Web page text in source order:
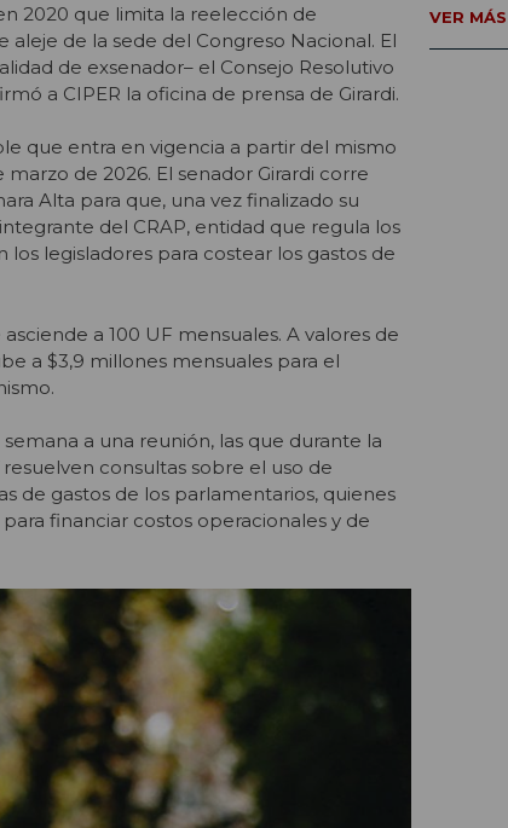
2020 que limita la reelección de
de la sede del Congreso Nacional. El
de exsenador– el Consejo Resolutivo
a CIPER la oficina de prensa de Girardi.
que entra en vigencia a partir del mismo
marzo de 2026. El senador Girardi corre
Alta para que, una vez finalizado su
del CRAP, entidad que regula los
legisladores para costear los gastos de
a 100 UF mensuales. A valores de
a $3,9 millones mensuales para el
a una reunión, las que durante la
consultas sobre el uso de
de gastos de los parlamentarios, quienes
financiar costos operacionales y de
VER MÁS